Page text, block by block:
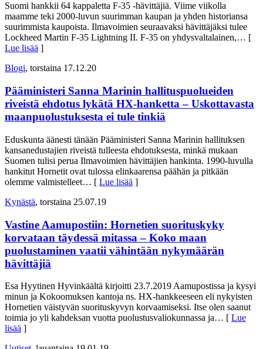
Suomi hankkii 64 kappaletta F-35 -hävittäjiä. Viime viikolla
maamme teki 2000-luvun suurimman kaupan ja yhden historiansa
suurimmista kaupoista. Ilmavoimien seuraavaksi hävittäjäksi tulee
Lockheed Martin F-35 Lightning II. F-35 on yhdysvaltalainen,… [
Lue lisää ]
Blogi, torstaina 17.12.20
Pääministeri Sanna Marinin hallituspuolueiden
riveistä ehdotus lykätä HX-hanketta – Uskottavasta
maanpuolustuksesta ei tule tinkiä
Eduskunta äänesti tänään Pääministeri Sanna Marinin hallituksen
kansanedustajien riveistä tulleesta ehdotuksesta, minkä mukaan
Suomen tulisi perua Ilmavoimien hävittäjien hankinta. 1990-luvulla
hankitut Hornetit ovat tulossa elinkaarensa päähän ja pitkään
olemme valmistelleet… [ Lue lisää ]
Kynästä, torstaina 25.07.19
Vastine Aamupostiin: Hornetien suorituskyky
korvataan täydessä mitassa – Koko maan
puolustaminen vaatii vähintään nykymäärän
hävittäjiä
Esa Hyytinen Hyvinkäältä kirjoitti 23.7.2019 Aamupostissa ja kysyi
minun ja Kokoomuksen kantoja ns. HX-hankkeeseen eli nykyisten
Hornetien väistyvän suorituskyvyn korvaamiseksi. Itse olen saanut
toimia jo yli kahdeksan vuotta puolustusvaliokunnassa ja… [ Lue
lisää ]